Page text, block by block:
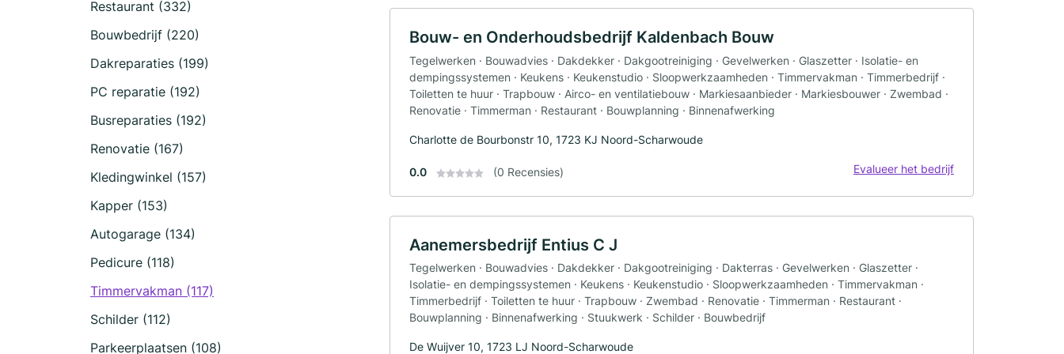
Restaurant (332)
Bouwbedrijf (220)
Dakreparaties (199)
PC reparatie (192)
Busreparaties (192)
Renovatie (167)
Kledingwinkel (157)
Kapper (153)
Autogarage (134)
Pedicure (118)
Timmervakman (117)
Schilder (112)
Parkeerplaatsen (108)
Bouw- en Onderhoudsbedrijf Kaldenbach Bouw
Tegelwerken · Bouwadvies · Dakdekker · Dakgootreiniging · Gevelwerken · Glaszetter · Isolatie- en
dempingssystemen · Keukens · Keukenstudio · Sloopwerkzaamheden · Timmervakman · Timmerbedrijf ·
Toiletten te huur · Trapbouw · Airco- en ventilatiebouw · Markiesaanbieder · Markiesbouwer · Zwembad ·
Renovatie · Timmerman · Restaurant · Bouwplanning · Binnenafwerking
Charlotte de Bourbonstr 10, 1723 KJ Noord-Scharwoude
0.0 (0 Recensies) Evalueer het bedrijf
Aanemersbedrijf Entius C J
Tegelwerken · Bouwadvies · Dakdekker · Dakgootreiniging · Dakterras · Gevelwerken · Glaszetter ·
Isolatie- en dempingssystemen · Keukens · Keukenstudio · Sloopwerkzaamheden · Timmervakman ·
Timmerbedrijf · Toiletten te huur · Trapbouw · Zwembad · Renovatie · Timmerman · Restaurant ·
Bouwplanning · Binnenafwerking · Stuukwerk · Schilder · Bouwbedrijf
De Wuijver 10, 1723 LJ Noord-Scharwoude